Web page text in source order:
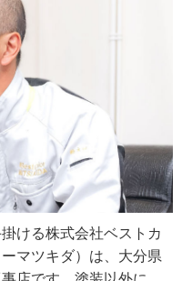
ける株式会社ベストカ
マツキダ）は、大分県